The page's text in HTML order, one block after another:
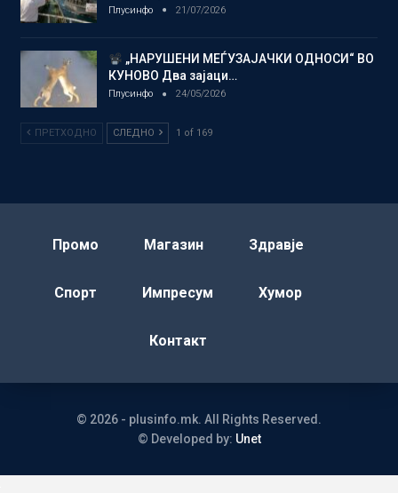
Плусинфо 21/07/2026
„НАРУШЕНИ МЕЃУЗАЈАЧКИ ОДНОСИ“ ВО
КУНОВО Два зајаци…
Плусинфо 24/05/2026
ПРЕТХОДНО СЛЕДНО 1 of 169
Промо Магазин Здравје
Спорт Импресум Хумор
Контакт
© 2026 - plusinfo.mk. All Rights Reserved.
© Developed by: Unet